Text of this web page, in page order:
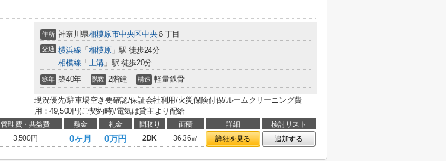
住所 神奈川県相模原市中央区中央６丁目
交通 横浜線 「 相模原」駅 徒歩24分
相模線 「 上溝 」駅 徒歩20分
築年 築40年 階数 2階建 構造 軽量鉄骨
現況優先/駐車場空き要確認/保証会社利用/火災保険付保/ルームクリーニング費
用：49,500円(ご契約時)/電気は貸主より配給
管理費・共益費 敷金 礼金 間取り 面積 詳細
検討リスト
3,500円 0ヶ月 0万円 2DK 36.36㎡ 詳細を見る 追加する